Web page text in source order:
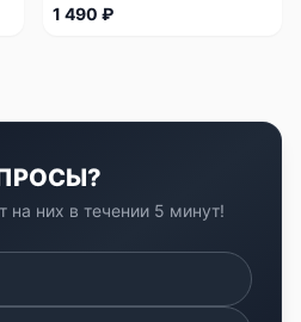
1 490 ₽
них в течении 5 минут!